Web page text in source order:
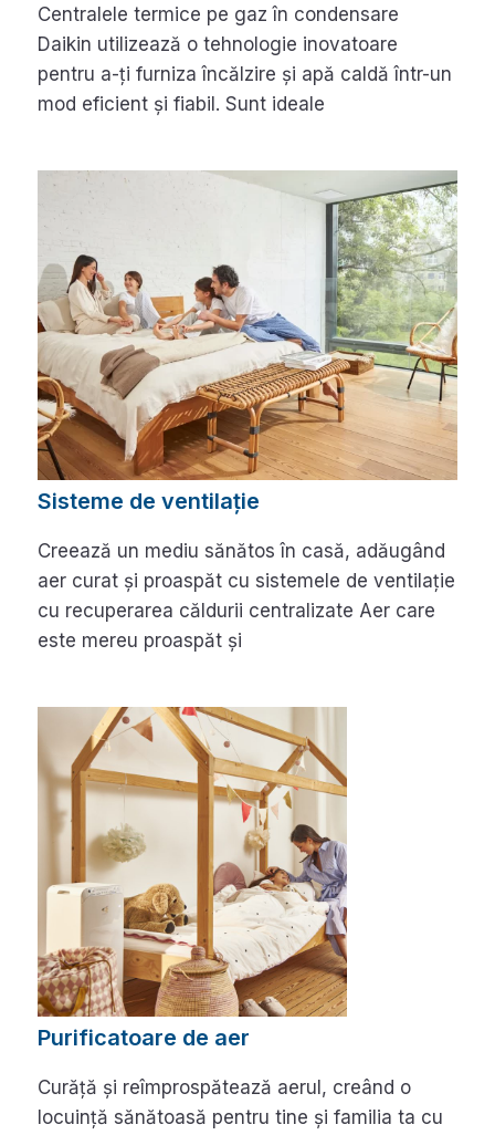
Centralele termice pe gaz în condensare
Daikin utilizează o tehnologie inovatoare
pentru a-ți furniza încălzire și apă caldă într-un
mod eficient și fiabil. Sunt ideale
Sisteme de ventilație
Creează un mediu sănătos în casă, adăugând
aer curat și proaspăt cu sistemele de ventilație
cu recuperarea căldurii centralizate Aer care
este mereu proaspăt și
Purificatoare de aer
Curăță și reîmprospătează aerul, creând o
locuință sănătoasă pentru tine și familia ta cu